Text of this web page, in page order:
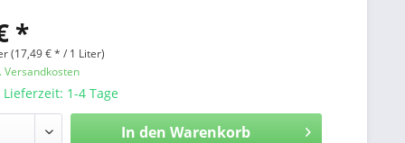
*
(17,49 € * / 1 Liter)
Versandkosten
1-4 Tage
In den Warenkorb